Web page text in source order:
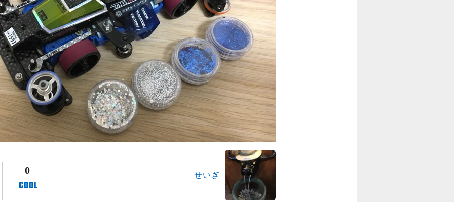
0 せいぎ